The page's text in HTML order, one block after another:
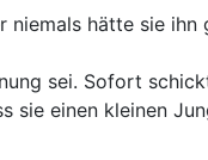
hätte sie
sei. Sofort
sie einen kleinen